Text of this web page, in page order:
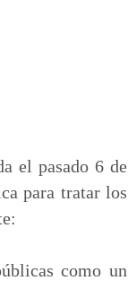
el pasado 6 de
para tratar los
como un